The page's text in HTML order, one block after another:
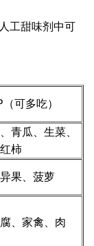
工甜味剂中可
可多吃）
青瓜、生菜、
柿
果、菠萝
、家禽、肉